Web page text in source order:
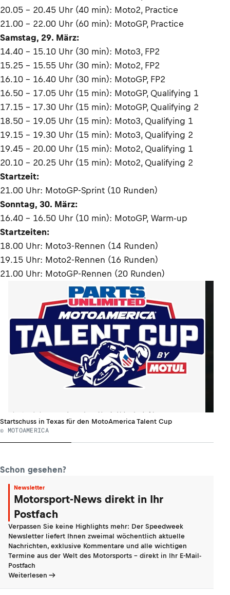
20.05 – 20.45 Uhr (40 min): Moto2, Practice
21.00 – 22.00 Uhr (60 min): MotoGP, Practice
Samstag, 29. März:
14.40 – 15.10 Uhr (30 min): Moto3, FP2
15.25 – 15.55 Uhr (30 min): Moto2, FP2
16.10 – 16.40 Uhr (30 min): MotoGP, FP2
16.50 – 17.05 Uhr (15 min): MotoGP, Qualifying 1
17.15 – 17.30 Uhr (15 min): MotoGP, Qualifying 2
18.50 – 19.05 Uhr (15 min): Moto3, Qualifying 1
19.15 – 19.30 Uhr (15 min): Moto3, Qualifying 2
19.45 – 20.00 Uhr (15 min): Moto2, Qualifying 1
20.10 – 20.25 Uhr (15 min): Moto2, Qualifying 2
Startzeit:
21.00 Uhr: MotoGP-Sprint (10 Runden)
Sonntag, 30. März:
16.40 – 16.50 Uhr (10 min): MotoGP, Warm-up
Startzeiten:
18.00 Uhr: Moto3-Rennen (14 Runden)
19.15 Uhr: Moto2-Rennen (16 Runden)
21.00 Uhr: MotoGP-Rennen (20 Runden)
Startschuss in Texas für den MotoAmerica Talent Cup
© MOTOAMERICA
Schon gesehen?
Newsletter
Motorsport-News direkt in Ihr
Postfach
Verpassen Sie keine Highlights mehr: Der Speedweek
Newsletter liefert Ihnen zweimal wöchentlich aktuelle
Nachrichten, exklusive Kommentare und alle wichtigen
Termine aus der Welt des Motorsports - direkt in Ihr E-Mail-
Postfach
Weiterlesen